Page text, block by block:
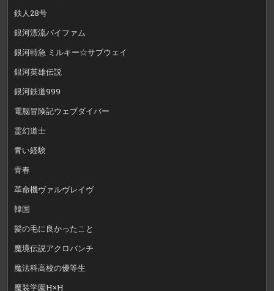
鉄人28号
銀河漂流バイファム
銀河特急 ミルキー☆サブウェイ
銀河英雄伝説
銀河鉄道999
電脳冒険記ウェブダイバー
霊幻道士
青い経験
青春
革命機ヴァルヴレイヴ
韓国
髪の毛に良かったこと
魔境伝説アクロバンチ
魔法科高校の優等生
魔装学園H×H